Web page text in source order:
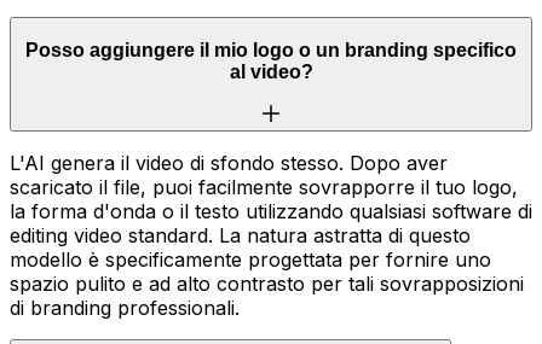
Posso aggiungere il mio logo o un branding specifico
al video?
L'AI genera il video di sfondo stesso. Dopo aver
scaricato il file, puoi facilmente sovrapporre il tuo logo,
la forma d'onda o il testo utilizzando qualsiasi software di
editing video standard. La natura astratta di questo
modello è specificamente progettata per fornire uno
spazio pulito e ad alto contrasto per tali sovrapposizioni
di branding professionali.